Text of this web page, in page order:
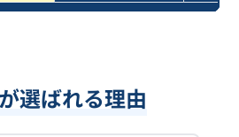
選ばれる理由